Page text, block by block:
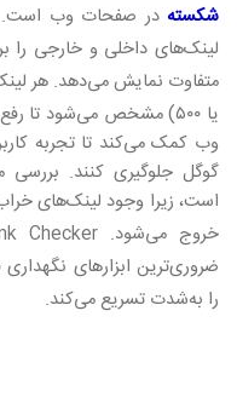
شکستهدر صفحات وب است.
لینک‌های داخلی و خارجی را
متفاوت نمایش می‌دهد. هر
یا ۵۰۰) مشخص می‌شود تا
وب کمک می‌کند تا تجربه
گوگل جلوگیری کنند. بررسی
است، زیرا وجود لینک‌های
خروج می‌شود. Broken Link Checker
ضروری‌ترین ابزارهای
را به‌شدت تسریع می‌کند.